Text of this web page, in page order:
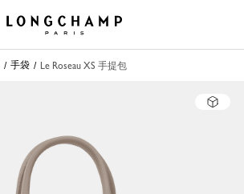
Longchamp - 主页
手袋 Le Roseau XS 手提包